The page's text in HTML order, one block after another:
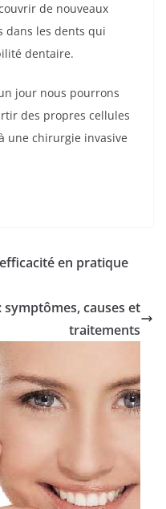
de nouveaux
dans les dents qui
dentaire.
jour nous pourrons
des propres cellules
une chirurgie invasive
en pratique
causes et
traitements